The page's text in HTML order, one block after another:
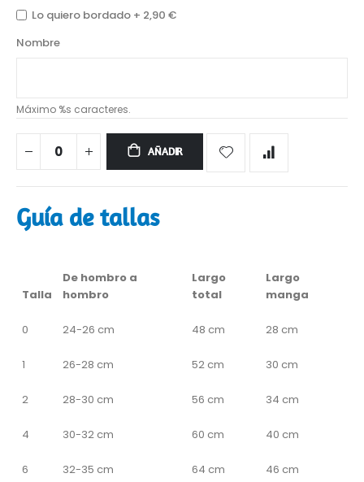
Lo quiero bordado + 2,90 €
Nombre
Máximo %s caracteres.
AÑADIR
Guía de tallas
Talla
De hombro a
hombro
Largo
total
Largo
manga
0 24-26 cm 48 cm 28 cm
1 26-28 cm 52 cm 30 cm
2 28-30 cm 56 cm 34 cm
4 30-32 cm 60 cm 40 cm
6 32-35 cm 64 cm 46 cm